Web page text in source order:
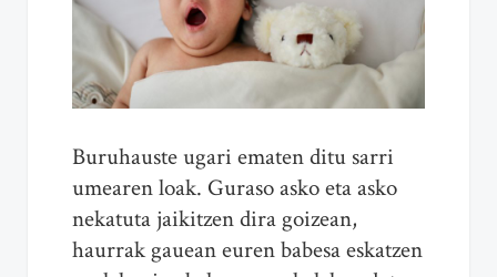
Buruhauste ugari ematen ditu sarri
umearen loak. Guraso asko eta asko
nekatuta jaikitzen dira goizean,
haurrak gauean euren babesa eskatzen